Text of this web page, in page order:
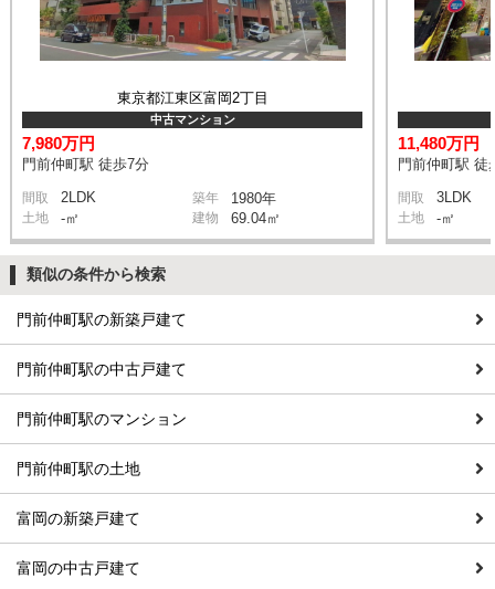
東京都江東区富岡2丁目
中古マンション
7,980万円
門前仲町駅 徒歩7分
間取 2LDK 築年 1980年
土地 -㎡ 建物 69.04㎡
11,480万円
門前仲町駅 徒
間取 3LDK
土地 -㎡
類似の条件から検索
門前仲町駅の新築戸建て
門前仲町駅の中古戸建て
門前仲町駅のマンション
門前仲町駅の土地
富岡の新築戸建て
富岡の中古戸建て